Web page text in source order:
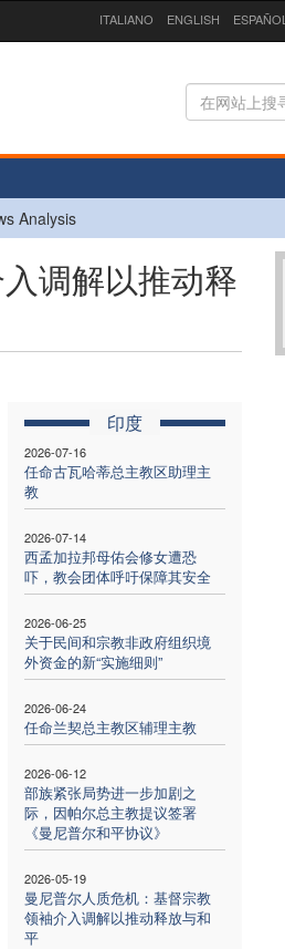
ITALIANO ENGLISH ESPAÑOL
Analysis
调解以推动释
印度
2026-07-16
任命古瓦哈蒂总主教区助理主
教
2026-07-14
西孟加拉邦母佑会修女遭恐
吓，教会团体呼吁保障其安全
2026-06-25
关于民间和宗教非政府组织境
外资金的新“实施细则”
2026-06-24
任命兰契总主教区辅理主教
2026-06-12
部族紧张局势进一步加剧之
际，因帕尔总主教提议签署
《曼尼普尔和平协议》
2026-05-19
曼尼普尔人质危机：基督宗教
领袖介入调解以推动释放与和
平